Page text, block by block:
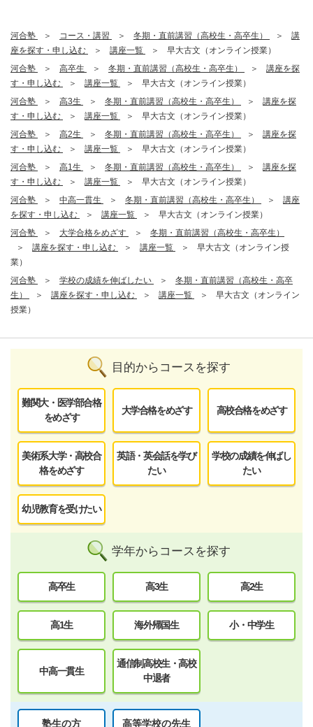
河合塾 コース・講習 冬期・直前講習（高校生・高卒生）
講
座を探す・申し込む
講座一覧
早大古文（オンライン授業）
河合塾
高卒生 冬期・直前講習（高校生・高卒生）
講座を探
す・申し込む
講座一覧
早大古文（オンライン授業）
河合塾
高3生 冬期・直前講習（高校生・高卒生）
講座を探
す・申し込む
講座一覧
早大古文（オンライン授業）
河合塾
高2生 冬期・直前講習（高校生・高卒生）
講座を探
す・申し込む
講座一覧
早大古文（オンライン授業）
河合塾
高1生 冬期・直前講習（高校生・高卒生）
講座を探
す・申し込む
講座一覧
早大古文（オンライン授業）
河合塾
中高一貫生 冬期・直前講習（高校生・高卒生）
講座
を探す・申し込む
講座一覧
早大古文（オンライン授業）
河合塾
大学合格をめざす
冬期・直前講習（高校生・高卒生）
講座を探す・申し込む
講座一覧
早大古文（オンライン授
業）
河合塾
学校の成績を伸ばしたい
冬期・直前講習（高校生・高卒
生）
講座を探す・申し込む 講座一覧
早大古文（オンライン
授業）
目的からコースを探す
難関大・医学部合格
をめざす
大学合格をめざす 高校合格をめざす
美術系大学・高校合
格をめざす
英語・英会話を学び
たい
学校の成績を伸ばし
たい
幼児教育を受けたい
学年からコースを探す
高卒生 高3生 高2生
高1生 海外帰国生 小・中学生
中高一貫生
通信制高校生・高校
中退者
塾生の方 高等学校の先生